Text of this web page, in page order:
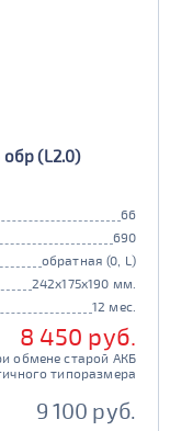
обр (L2.0)
66
690
обратная (0, L)
242x175x190 мм.
12 мес.
8 450 руб.
обмене старой АКБ
типоразмера
9 100 руб.